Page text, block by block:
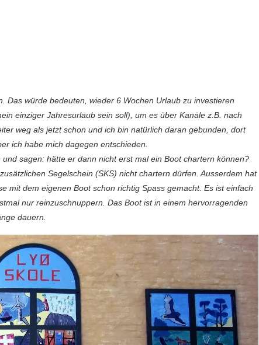
Das würde bedeuten, wieder 6 Wochen Urlaub zu investieren
einziger Jahresurlaub sein soll), um es über Kanäle z.B. nach
weg als jetzt schon und ich bin natürlich daran gebunden, dort
ich habe mich dagegen entschieden.
sagen: hätte er dann nicht erst mal ein Boot chartern können?
Segelschein (SKS) nicht chartern dürfen. Ausserdem hat
mit dem eigenen Boot schon richtig Spass gemacht. Es ist einfach
nur reinzuschnuppern. Das Boot ist in einem hervorragenden
dauern.